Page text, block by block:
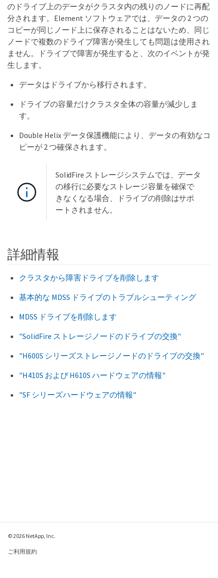
のドライブ上のデータがクラスタ内の残りのノードに再配
分されます。Element ソフトウェアでは、データの 2 つの
コピーが同じノード上に保存されることはないため、同じ
ノードで複数のドライブ障害が発生しても問題は使用され
ません。ドライブで障害が発生すると、次のイベントが発
生します。
データはドライブから移行されます。
ドライブの容量だけクラスタ全体の容量が減少しま
す。
Double Helix データ保護機能により、データの有効なコ
ピーが 2 つ確保されます。
SolidFire ストレージシステムでは、データ
の移行に必要なストレージ容量を確保で
きなくなる場合、ドライブの削除はサポ
ートされません。
詳細情報
クラスタから障害ドライブを削除します
基本的な MDSS ドライブのトラブルシューティング
MDSS ドライブを削除します
"SolidFire ストレージノードのドライブの交換"
"H600S シリーズストレージノードのドライブの交換"
"H410S および H610S ハードウェアの情報"
"SF シリーズハードウェアの情報"
© 2026 NetApp, Inc.
ご利用規約